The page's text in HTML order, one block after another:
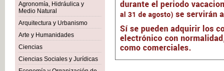
Agronomía, Hidráulica y
Medio Natural
Arquitectura y Urbanismo
Arte y Humanidades
Ciencias
Ciencias Sociales y Jurídicas